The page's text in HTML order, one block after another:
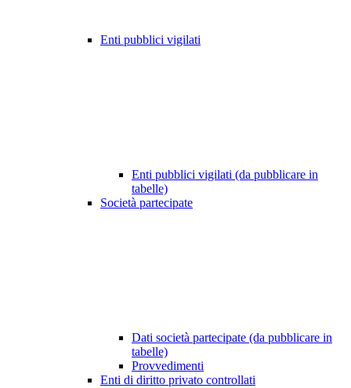
Enti pubblici vigilati
Enti pubblici vigilati (da pubblicare in
tabelle)
Società partecipate
Dati società partecipate (da pubblicare in
tabelle)
Provvedimenti
Enti di diritto privato controllati